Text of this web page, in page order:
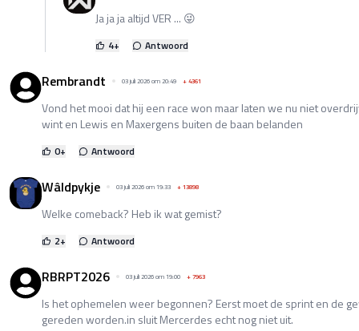
Ja ja ja altijd VER ... 😜
4+ Antwoord
Rembrandt 03 juli 2026 om 20:49 +4361
Vond het mooi dat hij een race won maar laten we nu niet
wint en Lewis en Maxergens buiten de baan belanden
0+ Antwoord
Wâldpykje 03 juli 2026 om 19:33 +13898
Welke comeback? Heb ik wat gemist?
2+ Antwoord
RBRPT2026 03 juli 2026 om 19:00 +7963
Is het ophemelen weer begonnen? Eerst moet de sprint en de
gereden worden.in sluit Mercerdes echt nog niet uit.